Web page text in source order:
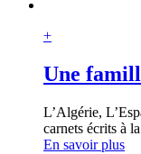
+
Une
L’Algérie,
carnets écrits à
En savoir plus